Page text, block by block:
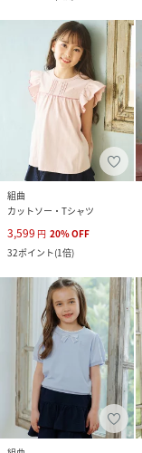
組曲
カットソー・Tシャツ
3,599 円 20%OFF
32ポイント(1倍)